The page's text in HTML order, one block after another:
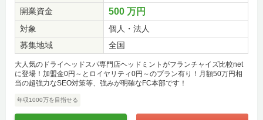
開業資金
500 万円
対象
個人・法人
募集地域
全国
大人気のドライヘッドスパ専門店ヘッドミントがフランチャイズ比較net
に登場！加盟金0円～とロイヤリティ0円～のプラン有り！月額50万円相
当の超強力なSEO対策等、強みが明確なFC本部です！
年収1000万を目指せる